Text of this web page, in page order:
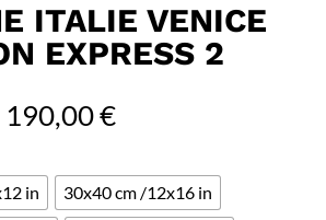
ITALIE VENICE
EXPRESS 2
190,00€
in
30x40 cm /12x16 in